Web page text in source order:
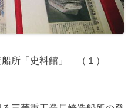
船所「史料館」 （１）